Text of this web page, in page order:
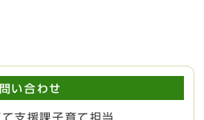
い合わせ
支援課子育て担当